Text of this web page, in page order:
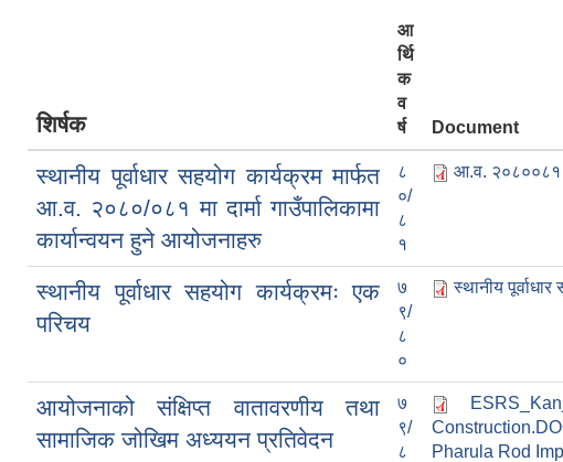
शिर्षक
आ
र्थि
क
व
र्ष
Document
स्थानीय पूर्वाधार सहयोग कार्यक्रम मार्फत
आ.व. २०८०/०८१ मा दार्मा गाउँपालिकामा
कार्यान्वयन हुने आयोजनाहरु
८
०/
८
१
आ.व. २०८००८१
स्थानीय पूर्वाधार सहयोग कार्यक्रमः एक
परिचय
७
९/
८
०
स्थानीय
आयोजनाको संक्षिप्त वातावरणीय तथा
सामाजिक जोखिम अध्ययन प्रतिवेदन
७
९/
८
Pharula Rod